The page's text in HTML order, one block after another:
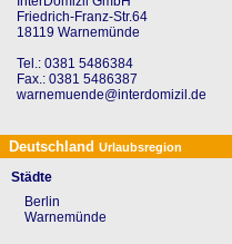
Friedrich-Franz-Str.64
18119 Warnemünde
Tel.: 0381 5486384
Fax.: 0381 5486387
warnemuende@interdomizil.de
Deutschland Urlaubsregion
Städte
Berlin
Warnemünde